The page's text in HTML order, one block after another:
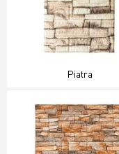
Piatra